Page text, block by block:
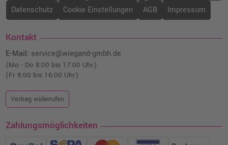
34,99 €
zzgl. Versand
shopping_cart
o. MwSt.31,08 €
36,99 €
inkl. MwSt.
3 kompatible Tinten ersetzt HP CZ136A 711
o. MwSt.50,41 €
inkl. MwSt. zzgl. Versand
Datenschutz
Cookie Einstellungen AGB Impressum
Kontakt
E-Mail: service@wiegand-gmbh.de
(Mo - Do 8:00 bis 17:00 Uhr)
(Fr 8:00 bis 16:00 Uhr)
Vertrag widerrufen
Zahlungsmöglichkeiten